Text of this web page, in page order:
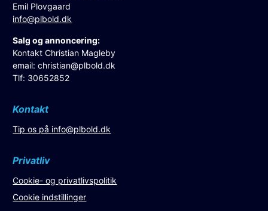
Emil Plovgaard
info@plbold.dk
Salg og annoncering:
Kontakt Christian Magleby
email:christian@plbold.dk
Tlf: 30652852
Kontakt
Tip os på info@plbold.dk
Privatliv
Cookie- og privatlivspolitik
Cookie indstillinger